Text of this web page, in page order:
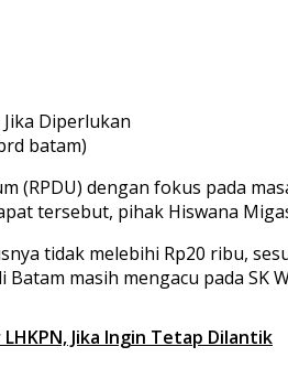
batam)
(RPDU) dengan fokus pada
tersebut, pihak Hiswana
tidak melebihi Rp20 ribu,
masih mengacu pada SK
Jika Ingin Tetap Dilantik